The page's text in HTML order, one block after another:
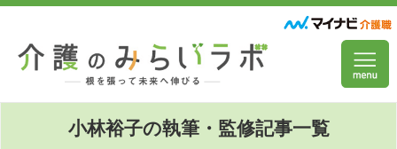
小林裕子の執筆・監修記事一覧